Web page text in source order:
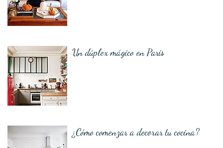
Un dúplex mágico en París
¿Cómo comenzar a decorar tu cocina?